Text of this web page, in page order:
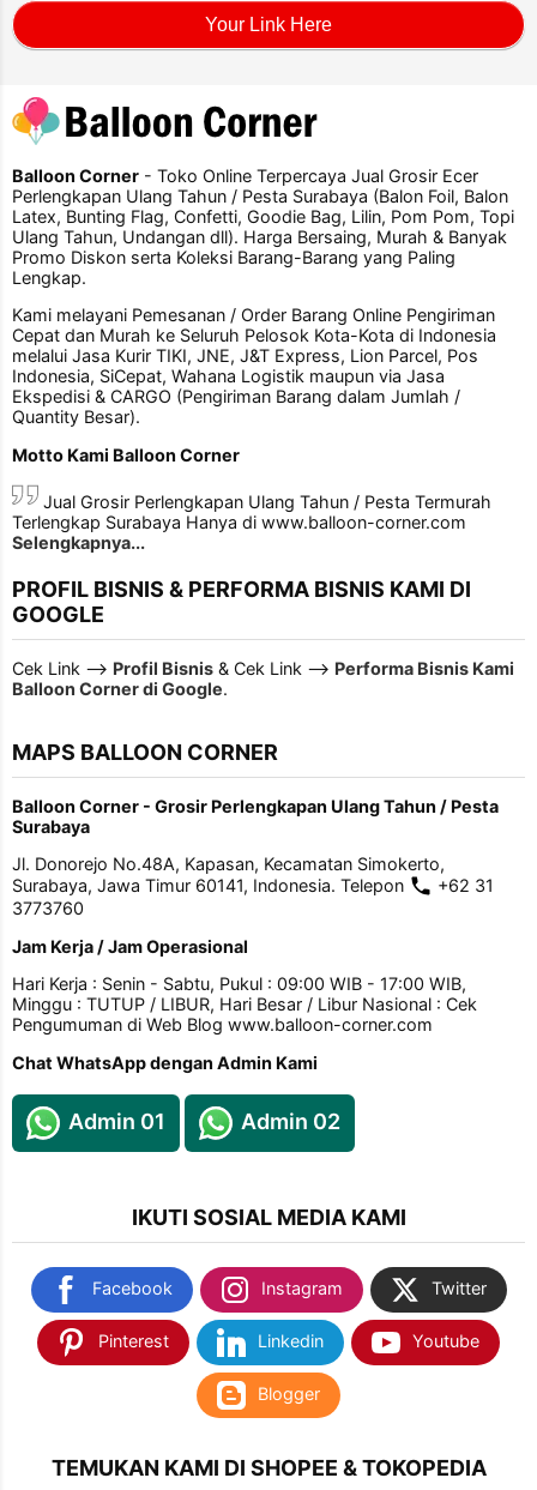
Your Link Here
Balloon Corner - Toko Online Terpercaya Jual Grosir Ecer
Perlengkapan Ulang Tahun / Pesta Surabaya (Balon Foil, Balon
Latex, Bunting Flag, Confetti, Goodie Bag, Lilin, Pom Pom, Topi
Ulang Tahun, Undangan dll). Harga Bersaing, Murah & Banyak
Promo Diskon serta Koleksi Barang-Barang yang Paling
Lengkap.
Kami melayani Pemesanan / Order Barang Online Pengiriman
Cepat dan Murah ke Seluruh Pelosok Kota-Kota di Indonesia
melalui Jasa Kurir TIKI, JNE, J&T Express, Lion Parcel, Pos
Indonesia, SiCepat, Wahana Logistik maupun via Jasa
Ekspedisi & CARGO (Pengiriman Barang dalam Jumlah /
Quantity Besar).
Motto Kami Balloon Corner
Jual Grosir Perlengkapan Ulang Tahun / Pesta Termurah
Terlengkap Surabaya Hanya di www.balloon-corner.com
Selengkapnya...
PROFIL BISNIS & PERFORMA BISNIS KAMI DI
GOOGLE
Cek Link --> Profil Bisnis & Cek Link --> Performa Bisnis Kami
Balloon Corner di Google.
MAPS BALLOON CORNER
Balloon Corner - Grosir Perlengkapan Ulang Tahun / Pesta
Surabaya
Jl. Donorejo No.48A, Kapasan, Kecamatan Simokerto,
Surabaya, Jawa Timur 60141, Indonesia. Telepon
+62 31
3773760
Jam Kerja / Jam Operasional
Hari Kerja : Senin - Sabtu, Pukul : 09:00 WIB - 17:00 WIB,
Minggu : TUTUP / LIBUR, Hari Besar / Libur Nasional : Cek
Pengumuman di Web Blog www.balloon-corner.com
Chat WhatsApp dengan Admin Kami
Admin 01 Admin 02
IKUTI SOSIAL MEDIA KAMI
Facebook Instagram Twitter
Pinterest Linkedin Youtube
Blogger
TEMUKAN KAMI DI SHOPEE & TOKOPEDIA